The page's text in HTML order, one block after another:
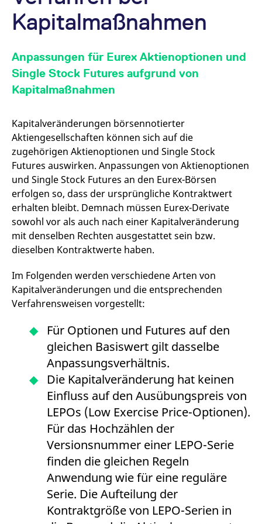
Kapitalmaßnahmen
Anpassungen für Eurex Aktienoptionen und
Single Stock Futures aufgrund von
Kapitalmaßnahmen
Kapitalveränderungen börsennotierter
Aktiengesellschaften können sich auf die
zugehörigen Aktienoptionen und Single Stock
Futures auswirken. Anpassungen von Aktienoptionen
und Single Stock Futures an den Eurex-Börsen
erfolgen so, dass der ursprüngliche Kontraktwert
erhalten bleibt. Demnach müssen Eurex-Derivate
sowohl vor als auch nach einer Kapitalveränderung
mit denselben Rechten ausgestattet sein bzw.
dieselben Kontraktwerte haben.
Im Folgenden werden verschiedene Arten von
Kapitalveränderungen und die entsprechenden
Verfahrensweisen vorgestellt:
Für Optionen und Futures auf den
gleichen Basiswert gilt dasselbe
Anpassungsverhältnis.
Die Kapitalveränderung hat keinen
Einfluss auf den Ausübungspreis von
LEPOs (Low Exercise Price-Optionen).
Für das Hochzählen der
Versionsnummer einer LEPO-Serie
finden die gleichen Regeln
Anwendung wie für eine reguläre
Serie. Die Aufteilung der
Kontraktgröße von LEPO-Serien in
[abcdef0123456789]{32}
analytics.deutsche-
boerse.com
Session
mdg2sessionid
eurex-
ApplicationGatewayAffinity eurex.com
ApplicationGatewayAffinityCORS eurex.com Session
CookieScriptConsent
CookieScript
.eurex.com
Anbieter /
Gültig
Beschreibung
www.eurex.com
Dieser Cookie-Name ist
mit der Open-Source-
Webanalyseplattform
Piwik verbunden. Er wird
verwendet, um Website-
Betreibern zu helfen, das
verfolgen und die
messen. Es handelt sich
um ein Muster-Cookie,
bei dem auf das Präfix
_pk_ses eine kurze Reihe
von Zahlen und
es sich vermutlich um
Name
Anbieter /
Domain
bis
Beschreibung
CONSENT
Google LLC
1 Jahr
Dieses Cookie enthält
wie der Endbenutzer
möglicherweise vor
Website gesehen hat.
VISITOR_INFO1_LIVE
Google LLC
.youtube.com
Monate
Dieses Cookie wird
um die
Benutzereinstellungen
für in Websites